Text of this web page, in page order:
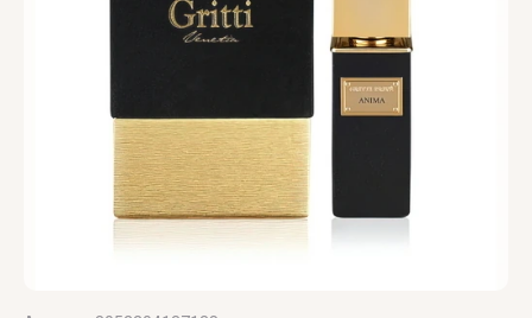
LUXURY
V
Canto
VALMONT
VERONIQUE
X Y
Yves
Saint
Z
ZOEVA